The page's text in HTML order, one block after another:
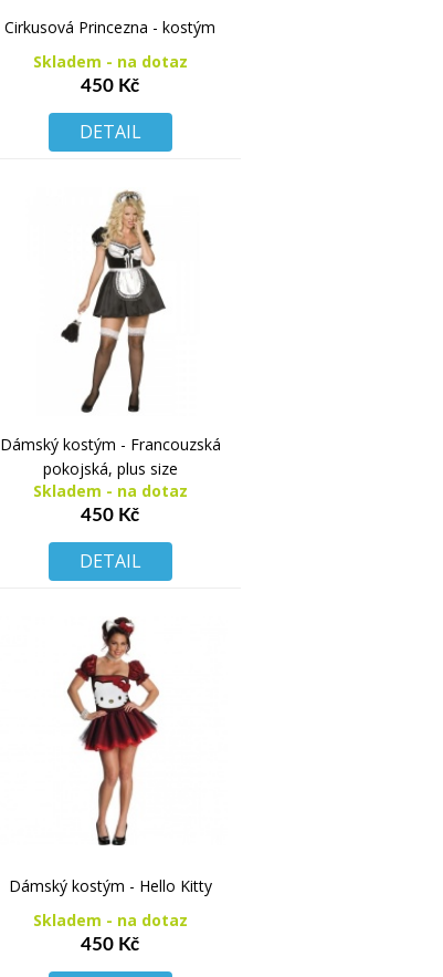
Cirkusová Princezna - kostým
Skladem - na dotaz
450 Kč
DETAIL
Dámský kostým - Francouzská
pokojská, plus size
Skladem - na dotaz
450 Kč
DETAIL
Dámský kostým - Hello Kitty
Skladem - na dotaz
450 Kč